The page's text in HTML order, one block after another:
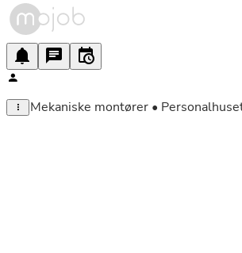
Mekaniske montører •